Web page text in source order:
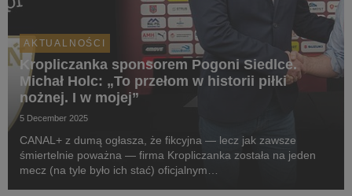
AKTUALNOŚCI
Kropliczanka sponsorem Pogoni Siedlce.
Michał Holc: „To przełom w historii piłki
nożnej. I w mojej”
5 December 2025
CANAL+ z dumą ogłasza, że fikcyjna — lecz jak zawsze
śmiertelnie poważna — firma Kropliczanka została na jeden
mecz (na tyle było ich stać) oficjalnym